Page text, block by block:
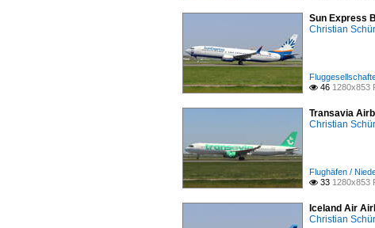
Sun Express
Christian
 46 1280x853
Transavia
Christian
Flughäfen /
 33 1280x853
Iceland Air
Christian